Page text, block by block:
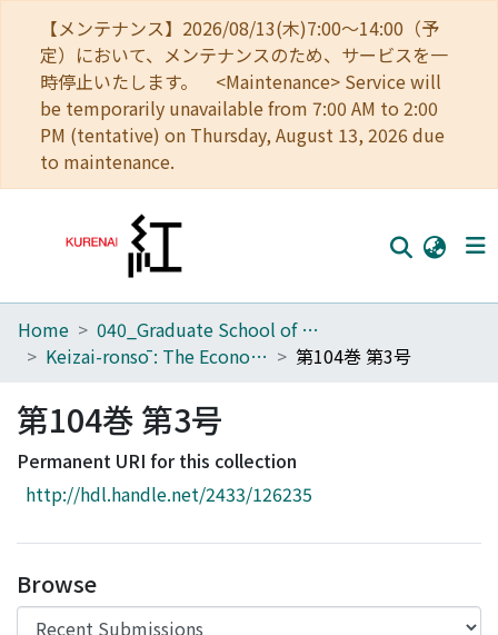
【メンテナンス】2026/08/13(木)7:00～14:00（予
定）において、メンテナンスのため、サービスを一
時停止いたします。 <Maintenance> Service will
be temporarily unavailable from 7:00 AM to 2:00
PM (tentative) on Thursday, August 13, 2026 due
to maintenance.
Home
Browse
Download Ranking
Access Statistics
Home
040_Graduate School of Economics
Keizai-ronsō : The Economic Review
第104巻 第3号
第104巻 第3号
Permanent URI for this collection
http://hdl.handle.net/2433/126235
Browse